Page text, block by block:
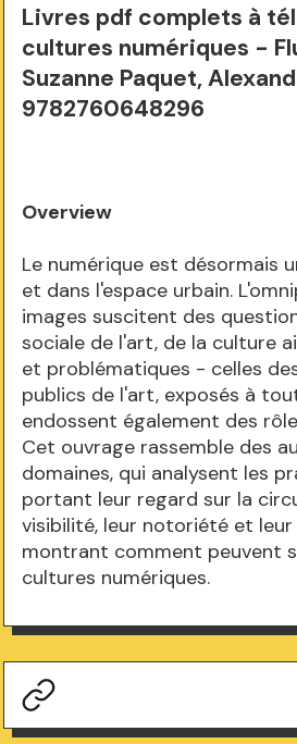
Livres pdf complets à
cultures numériques -
Suzanne Paquet,
9782760648296
Overview
Le numérique est désormais
et dans l'espace urbain.
images suscitent des
sociale de l'art, de la culture
et problématiques - celles
publics de l'art, exposés à
endossent également des
Cet ouvrage rassemble des
domaines, qui analysent les
portant leur regard sur la
visibilité, leur notoriété et
montrant comment peuvent
cultures numériques.